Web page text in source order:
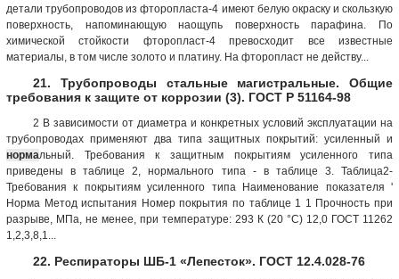
детали трубопроводов из фторопласта-4 имеют белую окраску и скользкую
поверхность, напоминающую наощупь поверхность парафина. По
химической стойкости фторопласт-4 превосходит все известные
материалы, в том числе золото и платину. На фторопласт не действу...
21. Трубопроводы стальные магистральные. Общие
требования к защите от коррозии (3). ГОСТ Р 51164-98
2 В зависимости от диаметра и конкретных условий эксплуатации на
трубопроводах применяют два типа защитных покрытий: усиленный и
нормальный. Требования к защитным покрытиям усиленного типа
приведены в таблице 2, нормального типа - в таблице 3. Таблица2-
Требования к покрытиям усиленного типа Наименование показателя '
Норма Метод испытания Номер покрытия по таблице 1 1 Прочность при
разрыве, МПа, не менее, при температуре: 293 К (20 °С) 12,0 ГОСТ 11262
1,2,3,8,1...
22. Респираторы ШБ-1 «Лепесток». ГОСТ 12.4.028-76